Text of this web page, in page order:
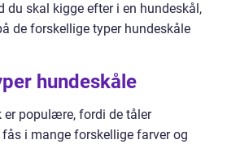
du skal kigge efter i en hundeskål,
de forskellige typer hundeskåle
hundeskåle
er populære, fordi de tåler
i mange forskellige farver og